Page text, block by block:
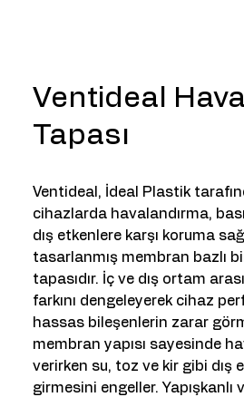
Ventideal
Tapası
Ventideal, İdeal Plastik
cihazlarda havalandırma,
dış etkenlere karşı koruma
tasarlanmış membran bazlı
tapasıdır. İç ve dış ortam
farkını dengeleyerek cihaz
hassas bileşenlerin zarar
membran yapısı sayesinde
verirken su, toz ve kir gibi dış
girmesini engeller. Yapışkanlı